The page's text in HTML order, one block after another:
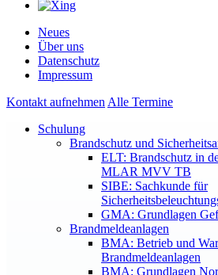
Neues
Über uns
Datenschutz
Impressum
Kontakt aufnehmen Alle Termine
Schulung
Brandschutz und
ELT: Brandschutz in
MLAR MVV TB
SIBE: Sachkunde für
GMA: Grundlagen
Brandmeldeanlagen
BMA: Betrieb und
Brandmeldeanlagen
BMA: Grundlagen